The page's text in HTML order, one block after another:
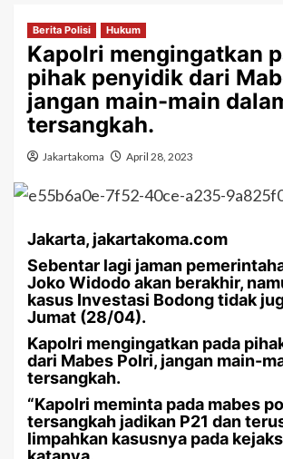
Berita Polisi Hukum
Kapolri mengingatkan
pihak penyidik dari
jangan main-main
tersangkah.
Jakartakoma April 28, 2023
Jakarta, jakartakoma.com
Sebentar lagi jaman
Joko Widodo akan berakhir,
kasus Investasi Bodong tidak
Jumat (28/04).
Kapolri mengingatkan pada
dari Mabes Polri, jangan main-
tersangkah.
“Kapolri meminta pada mabes
tersangkah jadikan P21 dan
limpahkan kasusnya pada